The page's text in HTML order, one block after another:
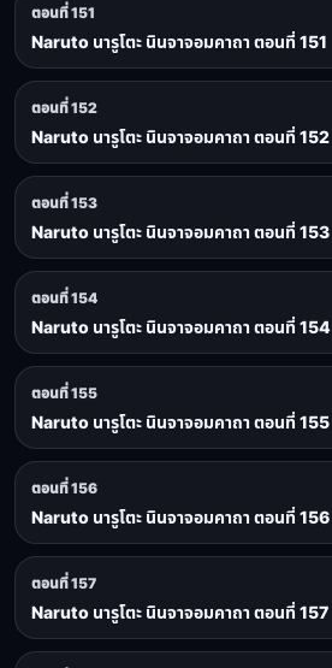
ตอนที่ 151
Naruto นารูโตะ นินจาจอมคาถา ตอนที่ 151
ตอนที่ 152
Naruto นารูโตะ นินจาจอมคาถา ตอนที่ 152
ตอนที่ 153
Naruto นารูโตะ นินจาจอมคาถา ตอนที่ 153
ตอนที่ 154
Naruto นารูโตะ นินจาจอมคาถา ตอนที่ 154
ตอนที่ 155
Naruto นารูโตะ นินจาจอมคาถา ตอนที่ 155
ตอนที่ 156
Naruto นารูโตะ นินจาจอมคาถา ตอนที่ 156
ตอนที่ 157
Naruto นารูโตะ นินจาจอมคาถา ตอนที่ 157